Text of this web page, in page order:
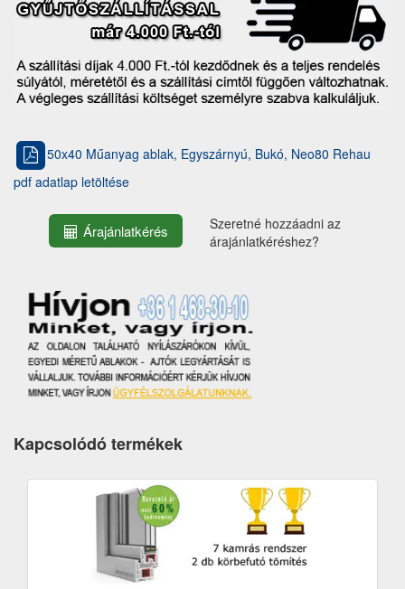
50x40 Műanyag ablak, Egyszárnyú, Bukó, Neo80 Rehau
pdf adatlap letöltése
Árajánlatkérés
Szeretné hozzáadni az
árajánlatkéréshez?
Kapcsolódó termékek